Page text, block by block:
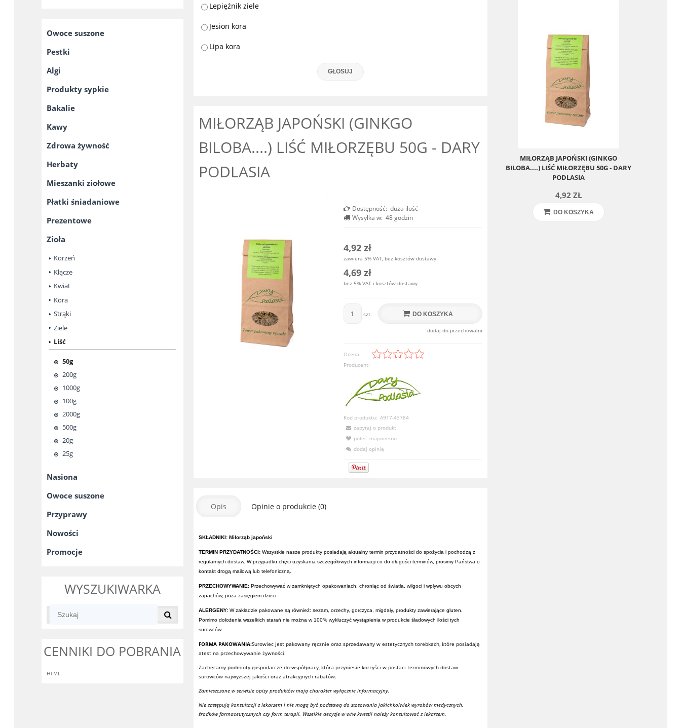
Owoce suszone
Pestki
Algi
Produkty sypkie
Bakalie
Kawy
Zdrowa żywność
Herbaty
Mieszanki ziołowe
Płatki śniadaniowe
Prezentowe
Zioła
Korzeń
Kłącze
Kwiat
Kora
Strąki
Ziele
Liść
50g
200g
1000g
100g
2000g
500g
20g
25g
Nasiona
Owoce suszone
Przyprawy
Nowości
Promocje
WYSZUKIWARKA
CENNIKI DO POBRANIA
HTML
Lepiężnik ziele
Jesion kora
Lipa kora
GŁOSUJ
MIŁORZĄB JAPOŃSKI (GINKGO
BILOBA....) LIŚĆ MIŁORZĘBU 50G - DARY
PODLASIA
Dostępność: duża ilość
Wysyłka w: 48 godzin
4,92 zł
zawiera 5% VAT, bez kosztów dostawy
4,69 zł
bez 5% VAT i kosztów dostawy
szt. DO KOSZYKA
dodaj do przechowalni
Ocena:
Producent:
Kod produktu: A917-43784
zapytaj o produkt
poleć znajomemu
dodaj opinię
Opis Opinie o produkcie (0)
SKŁADNIKI: Miłorząb japoński
TERMIN PRZYDATNOŚCI:Wszystkie nasze produkty posiadają aktualny termin przydatności do spożycia i pochodzą z
regularnych dostaw. W przypadku chęci uzyskania szczegółowych informacji co do długości terminów, prosimy Państwa o
kontakt drogą mailową lub telefoniczną.
PRZECHOWYWANIE:Przechowywać w zamkniętych opakowaniach, chroniąc od światła, wilgoci i wpływu obcych
zapachów, poza zasięgiem dzieci.
ALERGENY:W zakładzie pakowane są również: sezam, orzechy, gorczyca, migdały, produkty zawierające gluten.
Pomimo dołożenia wszelkich starań nie można w 100% wykluczyć wystąpienia w produkcie śladowych ilości tych
surowców.
FORMA PAKOWANIA:Surowiec jest pakowany ręcznie oraz sprzedawany w estetycznych torebkach, które posiadają
atest na przechowywanie żywności.
Zachęcamy podmioty gospodarcze do współpracy, która przyniesie korzyści w postaci terminowych dostaw
surowców najwyższej jakości oraz atrakcyjnych rabatów.
Zamieszczone w serwisie opisy produktów mają charakter wyłącznie informacyjny.
Nie zastępują konsultacji z lekarzem i nie mogą być podstawą do stosowania jakichkolwiek wyrobów medycznych,
środków farmaceutycznych czy form terapii. Wszelkie decyzje w w/w kwestii należy konsultować z lekarzem.
MIŁORZĄB JAPOŃSKI (GINKGO
BILOBA....) LIŚĆ MIŁORZĘBU 50G - DARY
PODLASIA
4,92 ZŁ
DO KOSZYKA